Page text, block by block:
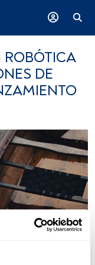
ROBÓTICA
DE